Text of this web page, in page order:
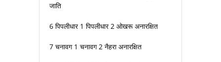
जाति
6 पिपलीधार 1 पिपलीधार 2 ओखरू अनारक्षित
7 चनावग 1 चनावग 2 नैहरा अनारक्षित